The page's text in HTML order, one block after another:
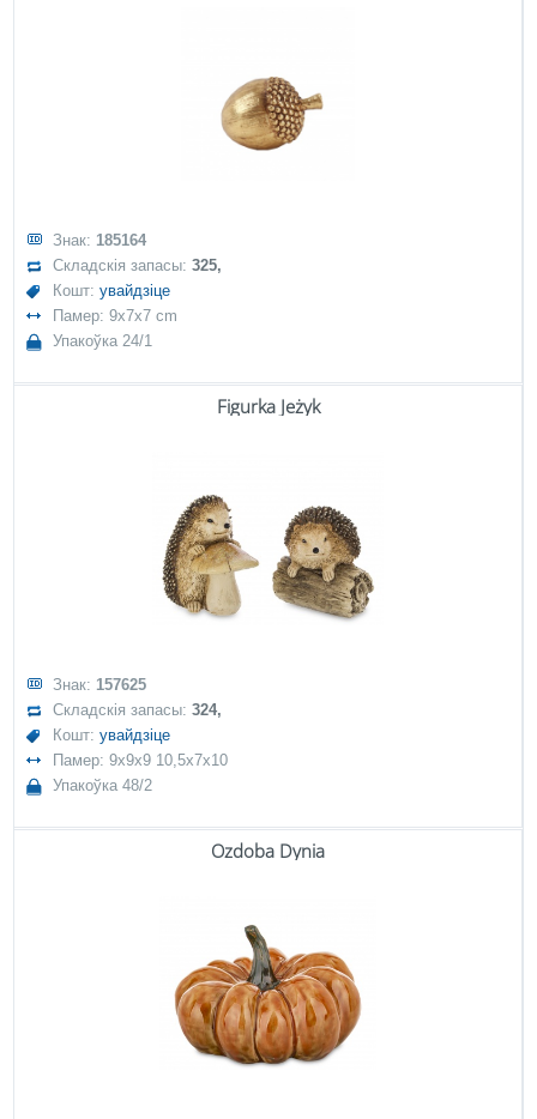
Знак: 185164
Складскія запасы:325,
Кошт:увайдзіце
Памер: 9x7x7 cm
Упакоўка 24/1
Figurka Jeżyk
Знак: 157625
Складскія запасы:324,
Кошт:увайдзіце
Памер: 9x9x9 10,5x7x10
Упакоўка 48/2
Ozdoba Dynia